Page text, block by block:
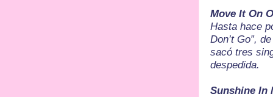
Move It On
Hasta hace
Don’t Go”,
sacó tres
despedida.
Sunshine In